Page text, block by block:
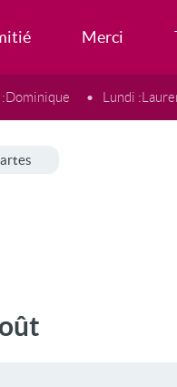
Merci
Dominique Lundi :